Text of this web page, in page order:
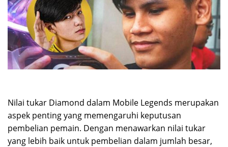
Nilai tukar Diamond dalam Mobile Legends merupakan
aspek penting yang memengaruhi keputusan
pembelian pemain. Dengan menawarkan nilai tukar
yang lebih baik untuk pembelian dalam jumlah besar,